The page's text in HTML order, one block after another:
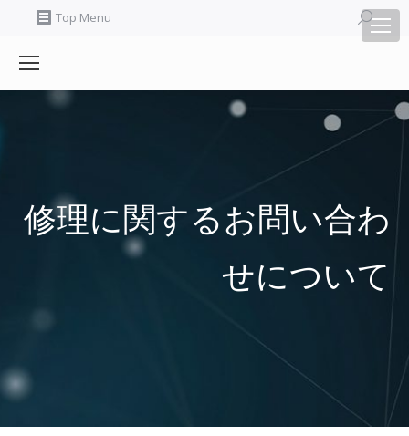
Top Menu Search:
修理に関するお問い合わ
せについて